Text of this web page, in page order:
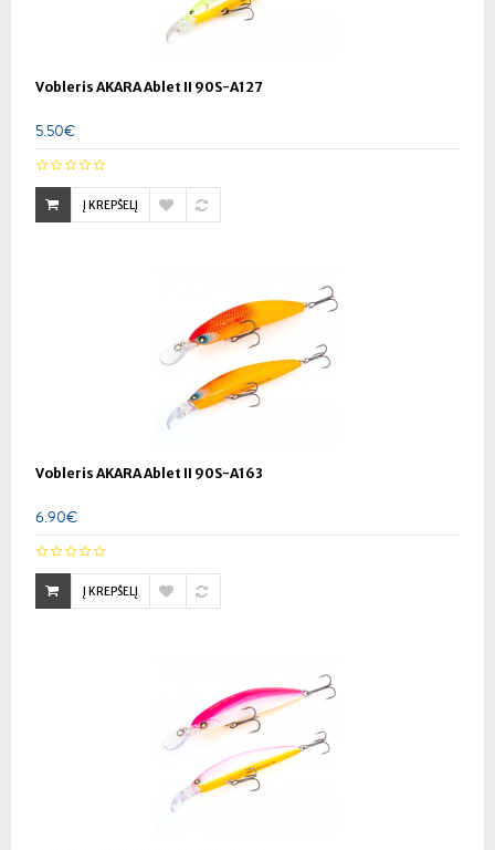
Vobleris AKARA Ablet II 90S-A127
5.50€
Į KREPŠELĮ
Vobleris AKARA Ablet II 90S-A163
6.90€
Į KREPŠELĮ